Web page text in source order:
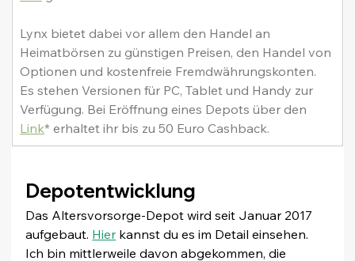
Lynx bietet dabei vor allem den Handel an
Heimatbörsen zu günstigen Preisen, den Handel von
Optionen und kostenfreie Fremdwährungskonten.
Es stehen Versionen für PC, Tablet und Handy zur
Verfügung. Bei Eröffnung eines Depots über den
Link* erhaltet ihr bis zu 50 Euro Cashback.
Depotentwicklung
Das Altersvorsorge-Depot wird seit Januar 2017
aufgebaut. Hier kannst du es im Detail einsehen.
Ich bin mittlerweile davon abgekommen, die